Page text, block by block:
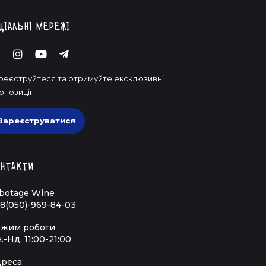
Cheers, друже!
мережі
та отримуйте ексклюзивні
Wine
969-84-03
роботи
Нд. 11:00-21:00